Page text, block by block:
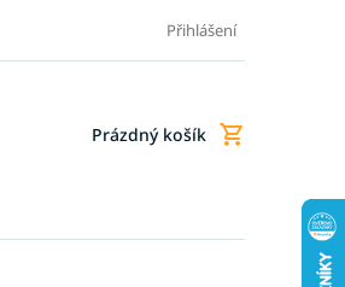
Obchodní podmínky
Přihlášení
Nákupní
Prázdný košík